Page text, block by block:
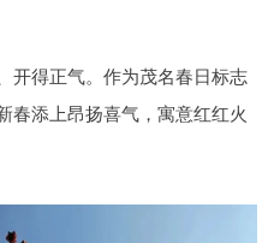
开得正气。作为茂名春日标志
春添上昂扬喜气，寓意红红火